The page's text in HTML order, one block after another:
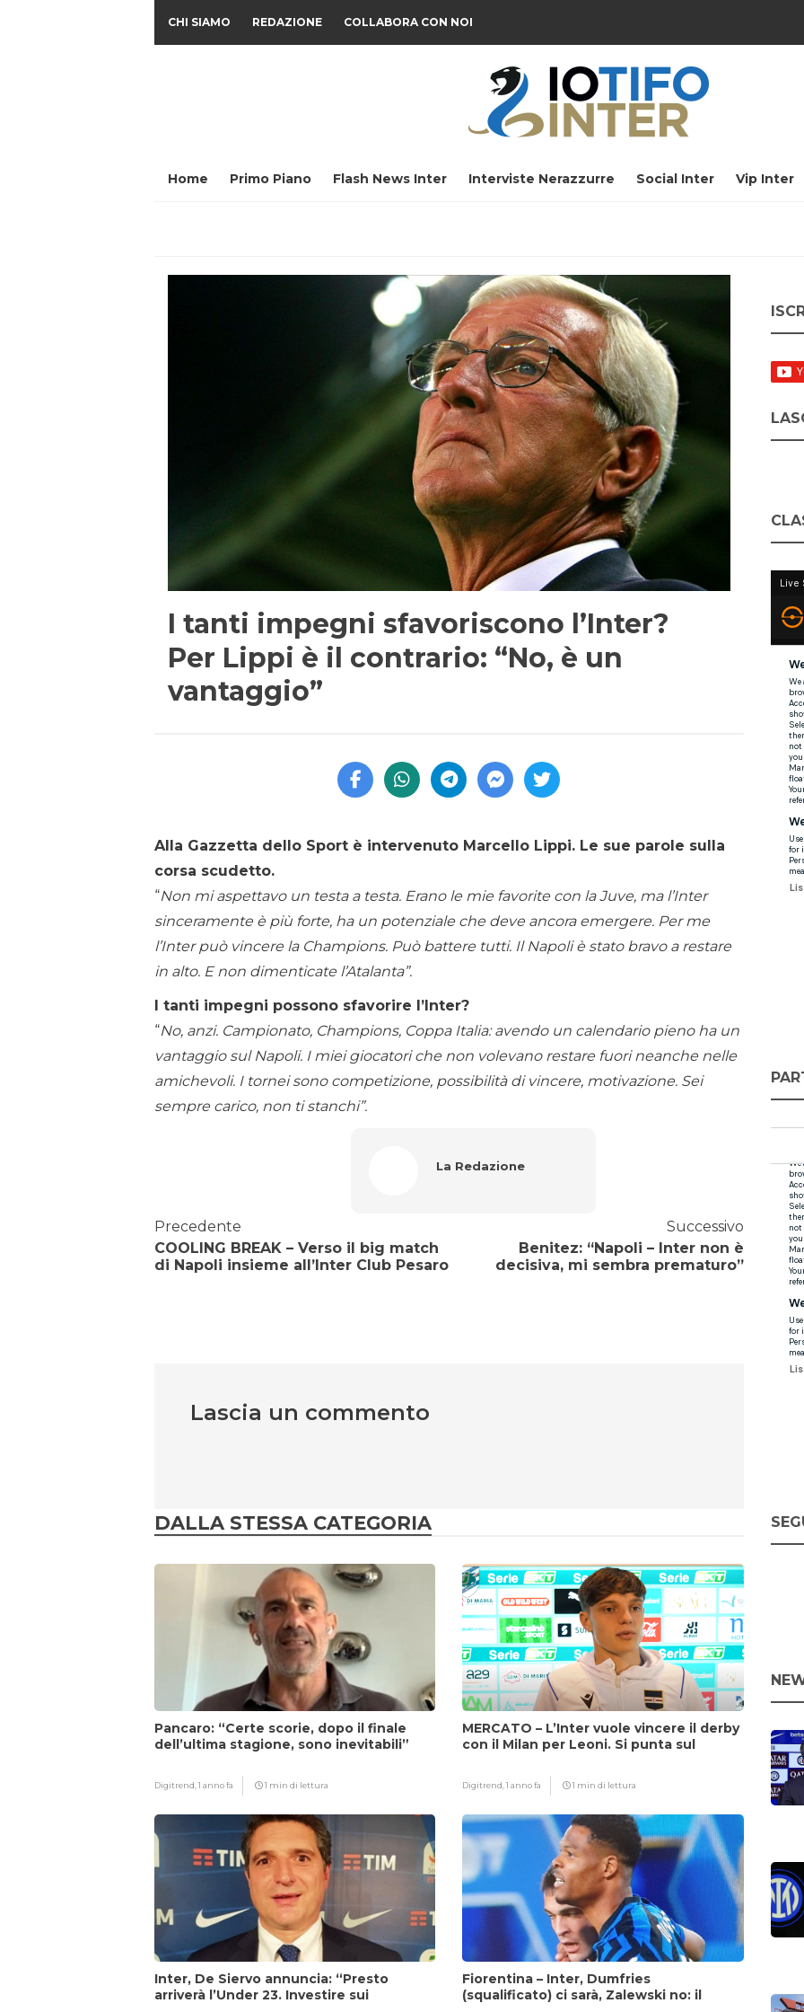
CHI SIAMO REDAZIONE COLLABORA CON NOI
Home Primo Piano Flash News Inter Interviste Nerazzurre Social Inter Vip Inter
I tanti impegni sfavoriscono l’Inter?
Per Lippi è il contrario: “No, è un
vantaggio”
Alla Gazzetta dello Sport è intervenuto Marcello Lippi. Le sue parole sulla
corsa scudetto.
“Non mi aspettavo un testa a testa. Erano le mie favorite con la Juve, ma l’Inter
sinceramente è più forte, ha un potenziale che deve ancora emergere. Per me
l’Inter può vincere la Champions. Può battere tutti. Il Napoli è stato bravo a restare
in alto. E non dimenticate l’Atalanta”.
I tanti impegni possono sfavorire l’Inter?
“No, anzi. Campionato, Champions, Coppa Italia: avendo un calendario pieno ha un
vantaggio sul Napoli. I miei giocatori che non volevano restare fuori neanche nelle
amichevoli. I tornei sono competizione, possibilità di vincere, motivazione. Sei
sempre carico, non ti stanchi”.
La Redazione
Precedente
COOLING BREAK – Verso il big match
di Napoli insieme all’Inter Club Pesaro
Successivo
Benitez: “Napoli – Inter non è
decisiva, mi sembra prematuro”
Lascia un commento
DALLA STESSA CATEGORIA
Pancaro: “Certe scorie, dopo il finale
dell’ultima stagione, sono inevitabili”
Digitrend,1 anno fa 1 min di lettura
MERCATO – L’Inter vuole vincere il derby
con il Milan per Leoni. Si punta sul
Digitrend,1 anno fa 1 min di lettura
Inter, De Siervo annuncia: “Presto
arriverà l’Under 23. Investire sui
Fiorentina – Inter, Dumfries
(squalificato) ci sarà, Zalewski no: il